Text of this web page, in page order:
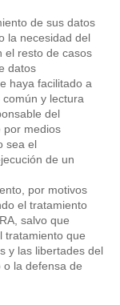
de sus datos
la necesidad del
el resto de casos
datos
haya facilitado a
y lectura
del
por medios
sea el
de un
por motivos
el tratamiento
salvo que
tratamiento que
y las libertades del
la defensa de